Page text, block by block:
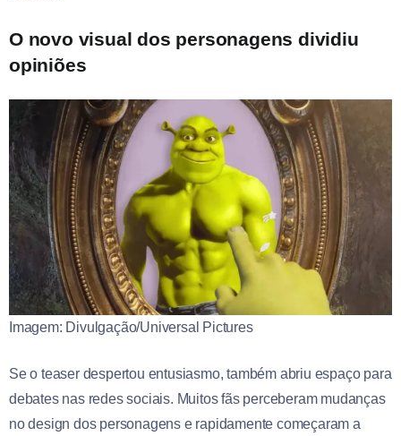
O novo visual dos personagens dividiu
opiniões
Imagem: Divulgação/Universal Pictures
Se o teaser despertou entusiasmo, também abriu espaço para
debates nas redes sociais. Muitos fãs perceberam mudanças
no design dos personagens e rapidamente começaram a